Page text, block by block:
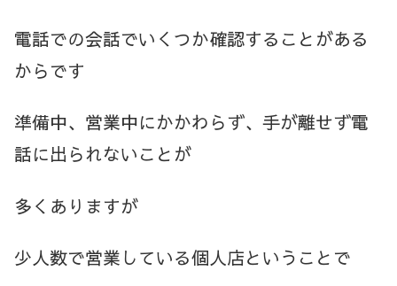
電話での会話でいくつか確認することがある
からです
準備中、営業中にかかわらず、手が離せず電
話に出られないことが
多くありますが
少人数で営業している個人店ということで